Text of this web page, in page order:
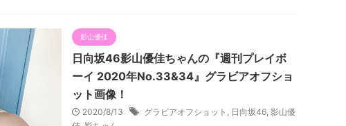
影山優佳
日向坂46影山優佳ちゃんの『週刊プレイボ
ーイ 2020年No.33&34』グラビアオフショ
ット画像！
2020/8/13 グラビアオフショット , 日向坂46, 影山優